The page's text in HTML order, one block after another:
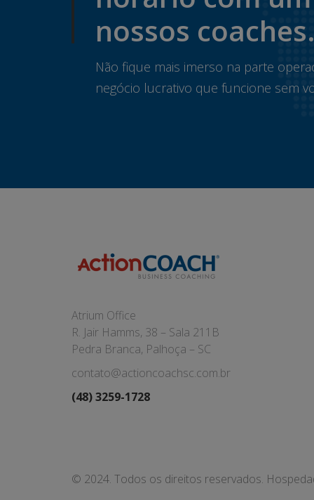
nossos coaches.
Não fique mais imerso na parte
negócio lucrativo que funcione sem
Atrium Office
R. Jair Hamms, 38 – Sala 211B
Pedra Branca, Palhoça – SC
contato@actioncoachsc.com.br
(48) 3259-1728
© 2024. Todos os direitos reservados.